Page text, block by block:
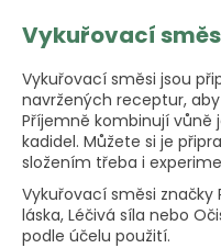
Vykuřovací
Vykuřovací směsi jsou
navržených receptur,
Příjemně kombinují vůně
kadidel. Můžete si je
složením třeba i
Vykuřovací směsi značky
láska, Léčivá síla nebo
podle účelu použití.